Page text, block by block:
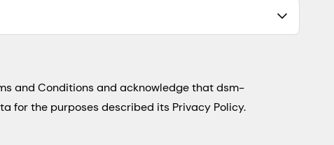
and Conditions and acknowledge that dsm-
for the purposes described its Privacy Policy.